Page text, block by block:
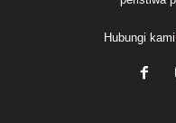
Hubungi